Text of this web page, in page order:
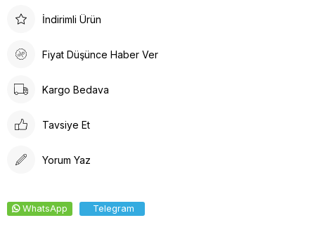
İndirimli Ürün
Fiyat Düşünce Haber Ver
Kargo Bedava
Tavsiye Et
Yorum Yaz
WhatsApp Telegram